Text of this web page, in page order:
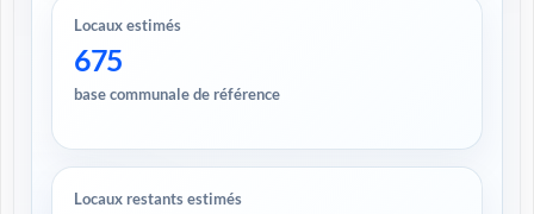
Locaux estimés
675
base communale de référence
Locaux restants estimés